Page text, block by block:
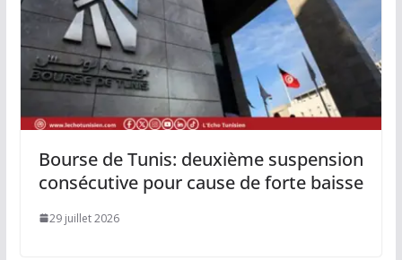
Bourse de Tunis: deuxième suspension
consécutive pour cause de forte baisse
29 juillet 2026